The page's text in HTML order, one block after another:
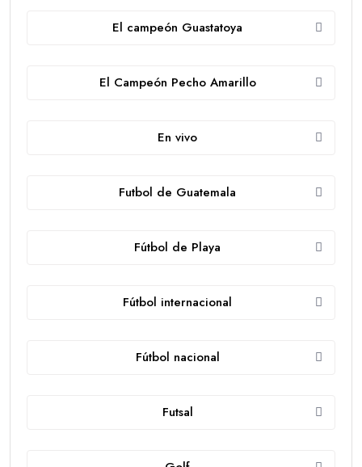
El campeón Guastatoya
El Campeón Pecho Amarillo
En vivo
Futbol de Guatemala
Fútbol de Playa
Fútbol internacional
Fútbol nacional
Futsal